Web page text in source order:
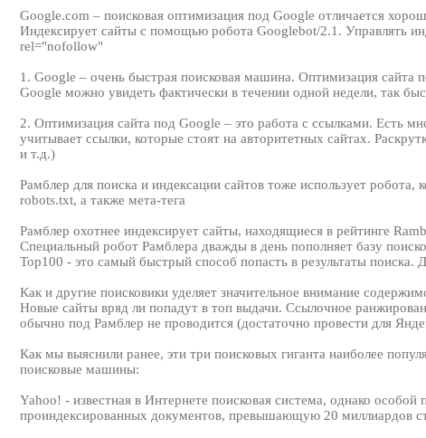
Google.com – поисковая оптимизация под Google отличается
Индексирует сайты с помощью робота Googlebot/2.1. Управлять
rel="nofollow"
1. Google – очень быстрая поисковая машина. Оптимизация сайта
Google можно увидеть фактически в течении одной недели, так
2. Оптимизация сайта под Google – это работа с ссылками. Есть
учитывает ссылки, которые стоят на авторитетных сайтах.
и т.д.)
Рамблер для поиска и индексации сайтов тоже использует
robots.txt, а также мета-тега
Рамблер охотнее индексирует сайты, находящиеся в рейтинге
Специальный робот Рамблера дважды в день пополняет базу
Тор100 - это самый быстрый способ попасть в результаты
Как и другие поисковики уделяет значительное внимание
Новые сайты вряд ли попадут в топ выдачи. Ссылочное
обычно под Рамблер не проводится (достаточно провести для
Как мы выяснили ранее, эти три поисковых гиганта наиболее
поисковые машины:
Yahoo! - известная в Интернете поисковая система, однако
проиндексированных документов, превышающую 20 миллиардов